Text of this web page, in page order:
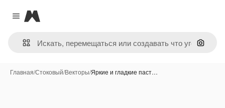
Close menu
Magnific
Поиск
Главная/Стоковый/Векторы/Яркие и гладкие паст…